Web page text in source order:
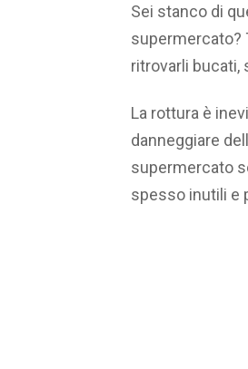
Sei stanco di
supermercato?
ritrovarli bucati,
La rottura è
danneggiare
supermercato
spesso inutili e